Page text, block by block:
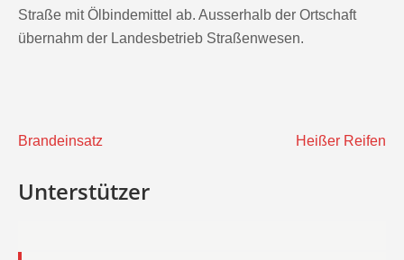
Straße mit Ölbindemittel ab. Ausserhalb der Ortschaft
übernahm der Landesbetrieb Straßenwesen.
Beitragsnavigation
Brandeinsatz Heißer Reifen
Unterstützer